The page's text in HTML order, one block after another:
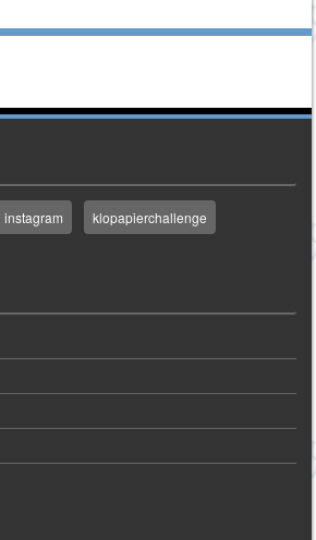
instagram klopapierchallenge